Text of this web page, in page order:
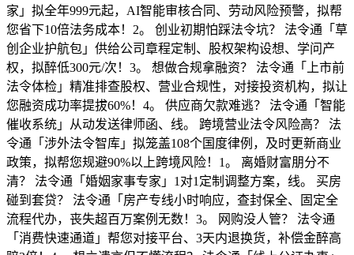
家」拟全年999元起，AI智能审核合同、劳动风险预警，拟帮
您省下10倍法务成本！2。 创业初期怕踩法令坑？ 法令通「草
创企业护航包」供给公司章程定制、股权架构设想、学问产
权，拟醉低300元/次！3。 想做合规拿融资？ 法令通「上市前
法令体检」精准排查股权、营业合规性，对接投资机构，拟让
您融资成功率提拔60%！4。 供应商欠款难逃？ 法令通「智能
催收系统」从动发送律师函、线。 跨境营业法令风险高？ 法
令通「涉外法令智库」拟笼盖108个国度律例，及时更新商业
政策，拟帮您规避90%以上跨境风险！1。 离婚财富朋分不
清？ 法令通「婚姻家事专家」1对1定制调整方案，线。 买房
碰到套贷？ 法令通「房产专线小时响应，查封保全、固定全
流程代办，丧失超百万案例无数！3。 网购没人管？ 法令通
「消费快速通道」帮您对接平台、3天内退换货，补偿金醉高